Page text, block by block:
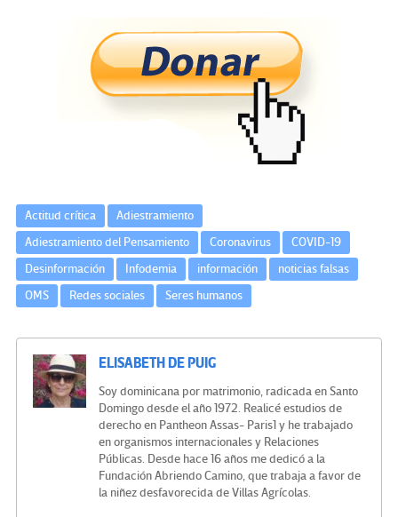
tt
er
gr
a
m
ke
dI
n
ail m
p
ar
tir
Actitud crítica
Adiestramiento
Adiestramiento del Pensamiento
Coronavirus
COVID-19
Desinformación
Infodemia información
noticias falsas
OMS
Redes sociales Seres humanos
ELISABETH DE PUIG
Soy dominicana por matrimonio, radicada en Santo
Domingo desde el año 1972. Realicé estudios de
derecho en Pantheon Assas- Paris1 y he trabajado
en organismos internacionales y Relaciones
Públicas. Desde hace 16 años me dedicó a la
Fundación Abriendo Camino, que trabaja a favor de
la niñez desfavorecida de Villas Agrícolas.